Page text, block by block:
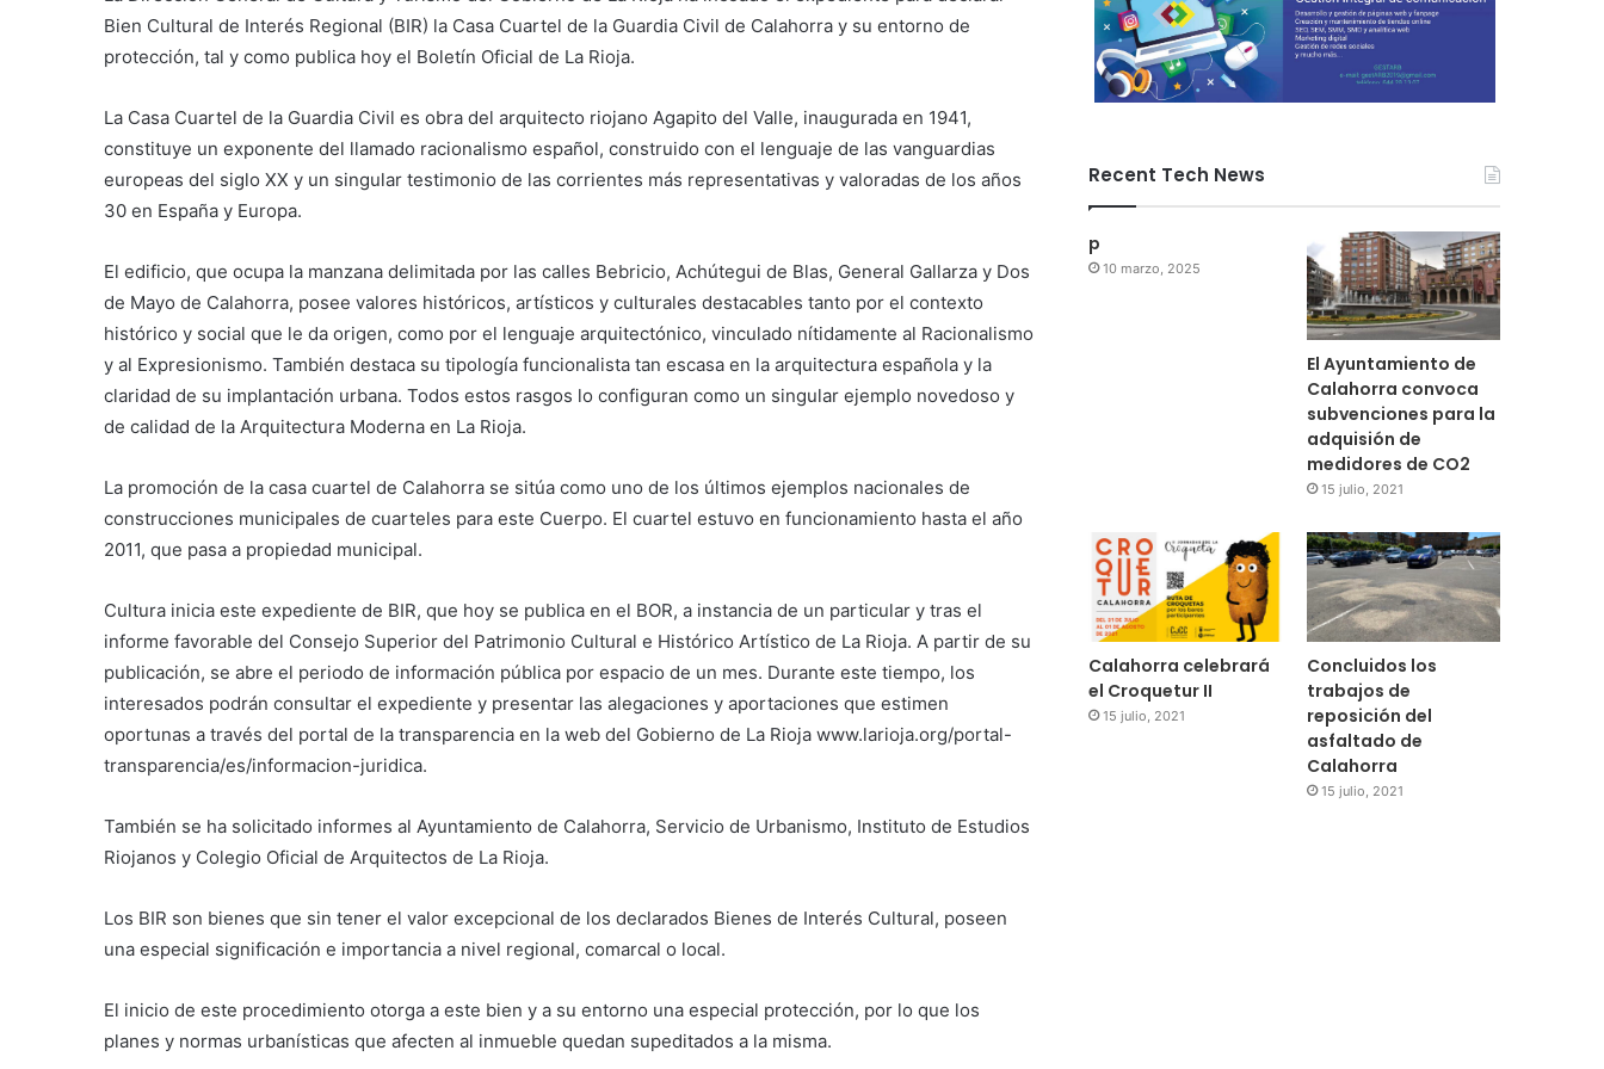
Bien Cultural de Interés Regional (BIR) la Casa Cuartel de la Guardia Civil de Calahorra y su entorno de
protección, tal y como publica hoy el Boletín Oficial de La Rioja.
La Casa Cuartel de la Guardia Civil es obra del arquitecto riojano Agapito del Valle, inaugurada en 1941,
constituye un exponente del llamado racionalismo español, construido con el lenguaje de las vanguardias
europeas del siglo XX y un singular testimonio de las corrientes más representativas y valoradas de los años
30 en España y Europa.
El edificio, que ocupa la manzana delimitada por las calles Bebricio, Achútegui de Blas, General Gallarza y Dos
de Mayo de Calahorra, posee valores históricos, artísticos y culturales destacables tanto por el contexto
histórico y social que le da origen, como por el lenguaje arquitectónico, vinculado nítidamente al Racionalismo
y al Expresionismo. También destaca su tipología funcionalista tan escasa en la arquitectura española y la
claridad de su implantación urbana. Todos estos rasgos lo configuran como un singular ejemplo novedoso y
de calidad de la Arquitectura Moderna en La Rioja.
La promoción de la casa cuartel de Calahorra se sitúa como uno de los últimos ejemplos nacionales de
construcciones municipales de cuarteles para este Cuerpo. El cuartel estuvo en funcionamiento hasta el año
2011, que pasa a propiedad municipal.
Cultura inicia este expediente de BIR, que hoy se publica en el BOR, a instancia de un particular y tras el
informe favorable del Consejo Superior del Patrimonio Cultural e Histórico Artístico de La Rioja. A partir de su
publicación, se abre el periodo de información pública por espacio de un mes. Durante este tiempo, los
interesados podrán consultar el expediente y presentar las alegaciones y aportaciones que estimen
oportunas a través del portal de la transparencia en la web del Gobierno de La Rioja www.larioja.org/portal-
transparencia/es/informacion-juridica.
También se ha solicitado informes al Ayuntamiento de Calahorra, Servicio de Urbanismo, Instituto de Estudios
Riojanos y Colegio Oficial de Arquitectos de La Rioja.
Los BIR son bienes que sin tener el valor excepcional de los declarados Bienes de Interés Cultural, poseen
una especial significación e importancia a nivel regional, comarcal o local.
El inicio de este procedimiento otorga a este bien y a su entorno una especial protección, por lo que los
planes y normas urbanísticas que afecten al inmueble quedan supeditados a la misma.
Recent Tech News
p
10 marzo, 2025
El Ayuntamiento de
Calahorra convoca
subvenciones para la
adquisión de
medidores de CO2
15 julio, 2021
Calahorra celebrará
el Croquetur II
15 julio, 2021
Concluidos los
trabajos de
reposición del
asfaltado de
Calahorra
15 julio, 2021